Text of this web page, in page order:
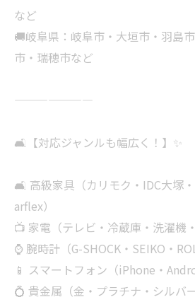
など
🚚岐阜県：岐阜市・大垣市・羽島
市・瑞穂市など
———————
🛋【対応ジャンルも幅広く！】✨
🛋 高級家具（カリモク・IDC大塚
arflex）
📺 家電（テレビ・冷蔵庫・洗濯機
⌚ 腕時計（G-SHOCK・SEIKO・
📱 スマートフォン（iPhone・
💍 貴金属（金・プラチナ・シルバー